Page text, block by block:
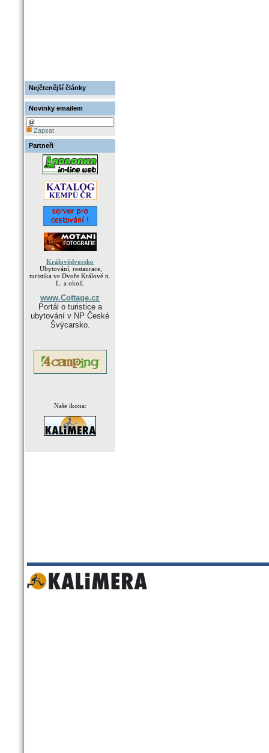
Nejčtenější články
Novinky emailem
Zapsat
Partneři
Královédvorsko
Ubytování, restaurace,
turistika ve Dvoře Králové n.
L. a okolí.
www.Cottage.cz
Portál o turistice a
ubytování v NP České
Švýcarsko.
Naše ikona: